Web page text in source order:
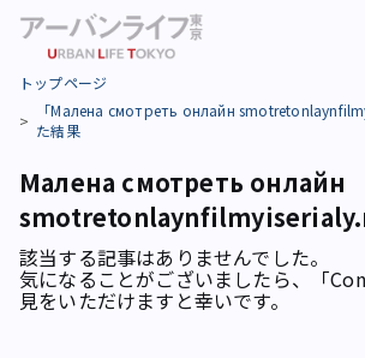
トップページ
「Малена смотреть онлайн
た結果
Малена смотреть онлайн
該当する記事はありませんでした。
気になることがございましたら、「
見をいただけますと幸いです。